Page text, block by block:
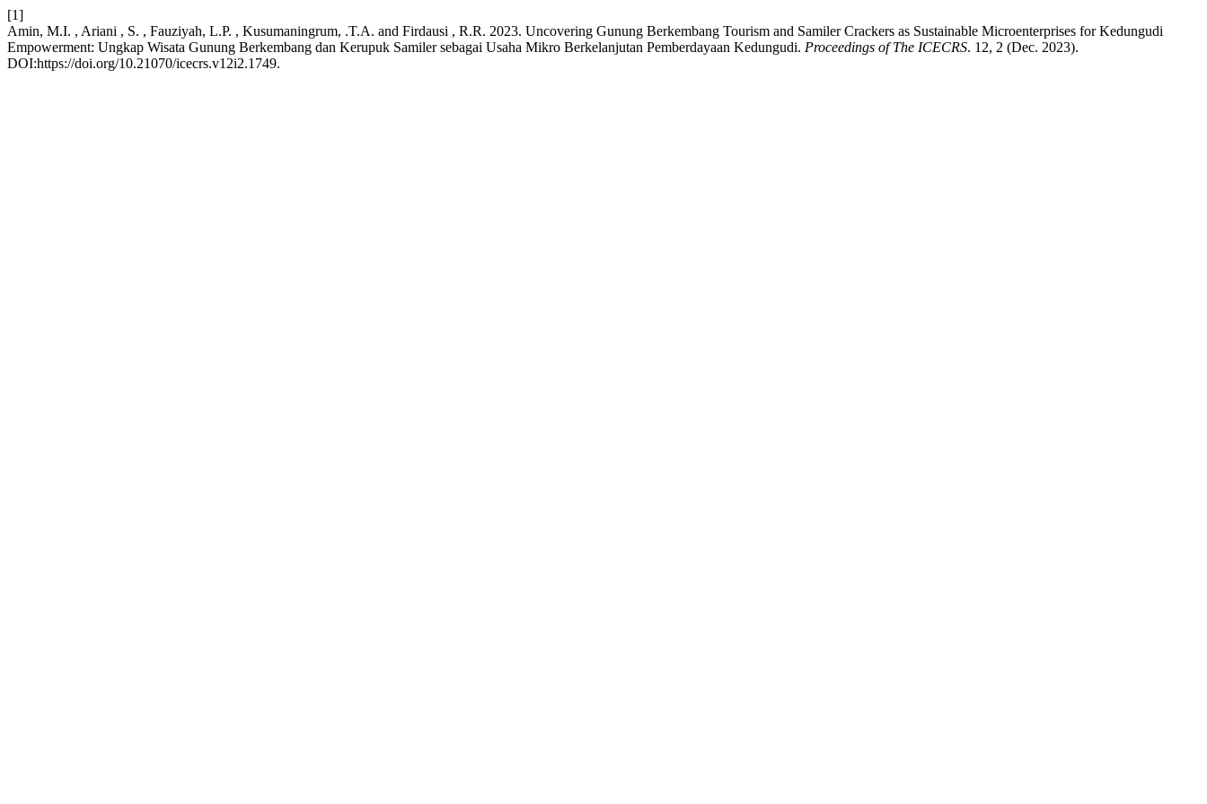
[1]
Amin, M.I. , Ariani , S. , Fauziyah, L.P. , Kusumaningrum, .T.A. and Firdausi , R.R. 2023. Uncovering Gunung Berkembang Tourism and Samiler Crackers as Sustainable Microenterprises for Kedungudi
Empowerment: Ungkap Wisata Gunung Berkembang dan Kerupuk Samiler sebagai Usaha Mikro Berkelanjutan Pemberdayaan Kedungudi. Proceedings of The ICECRS. 12, 2 (Dec. 2023).
DOI:https://doi.org/10.21070/icecrs.v12i2.1749.